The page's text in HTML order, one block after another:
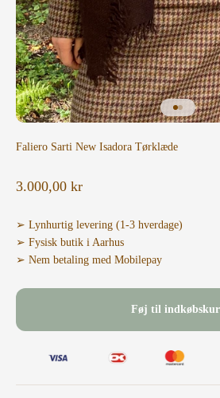
Gå til
Gå til
Faliero Sarti New Isadora Tørklæde
Salgspris
3.000,00 kr
➢ Lynhurtig levering (1-3 hverdage)
➢ Fysisk butik i Aarhus
➢ Nem betaling med Mobilepay
Føj til